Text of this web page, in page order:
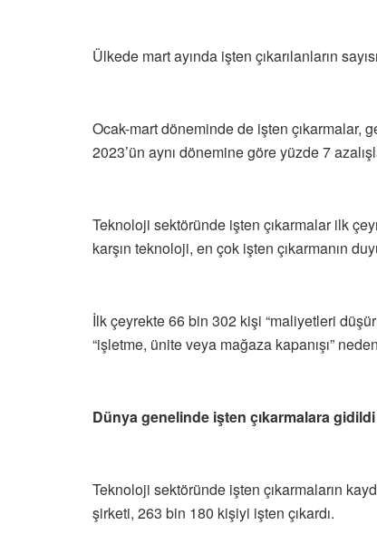
Ülkede mart ayında işten çıkarılanların
Ocak-mart döneminde de işten çıkarmalar,
2023’ün aynı dönemine göre yüzde 7
Teknoloji sektöründe işten çıkarmalar ilk
karşın teknoloji, en çok işten çıkarmanın
İlk çeyrekte 66 bin 302 kişi “maliyetleri
“işletme, ünite veya mağaza kapanışı”
Dünya genelinde işten çıkarmalara gidildi
Teknoloji sektöründe işten çıkarmaların
şirketi, 263 bin 180 kişiyi işten çıkardı.